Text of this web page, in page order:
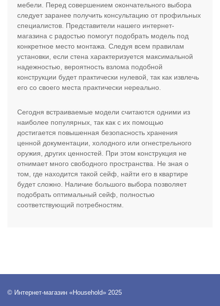
мебели. Перед совершением окончательного выбора
следует заранее получить консультацию от профильных
специалистов. Представители нашего интернет-
магазина с радостью помогут подобрать модель под
конкретное место монтажа. Следуя всем правилам
установки, если стена характеризуется максимальной
надежностью, вероятность взлома подобной
конструкции будет практически нулевой, так как извлечь
его со своего места практически нереально.
Сегодня встраиваемые модели считаются одними из
наиболее популярных, так как с их помощью
достигается повышенная безопасность хранения
ценной документации, холодного или огнестрельного
оружия, других ценностей. При этом конструкция не
отнимает много свободного пространства. Не зная о
том, где находится такой сейф, найти его в квартире
будет сложно. Наличие большого выбора позволяет
подобрать оптимальный сейф, полностью
соответствующий потребностям.
© Интернет-магазин «Household» 2025